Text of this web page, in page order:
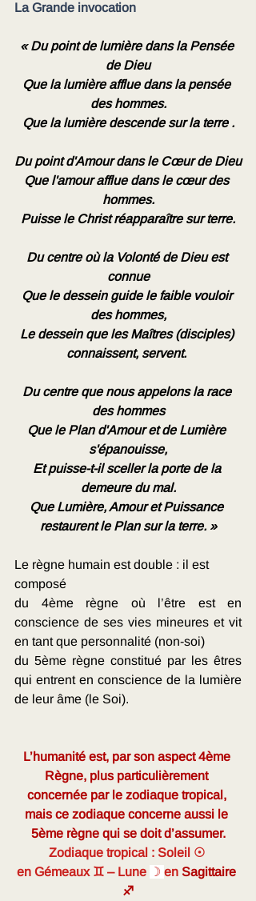
La Grande invocation
« Du point de lumière dans la Pensée
de Dieu
Que la lumière afflue dans la pensée
des hommes.
Que la lumière descende sur la terre .
Du point d'Amour dans le Cœur de Dieu
Que l'amour afflue dans le cœur des
hommes.
Puisse le Christ réapparaître sur terre.
Du centre où la Volonté de Dieu est
connue
Que le dessein guide le faible vouloir
des hommes,
Le dessein que les Maîtres (disciples)
connaissent, servent.
Du centre que nous appelons la race
des hommes
Que le Plan d'Amour et de Lumière
s'épanouisse,
Et puisse-t-il sceller la porte de la
demeure du mal.
Que Lumière, Amour et Puissance
restaurent le Plan sur la terre. »
Le règne humain est double : il est
composé
du 4ème règne où l’être est en
conscience de ses vies mineures et vit
en tant que personnalité (non-soi)
du 5ème règne constitué par les êtres
qui entrent en conscience de la lumière
de leur âme (le Soi).
L’humanité est, par son aspect 4ème
Règne, plus particulièrement
concernée par le zodiaque tropical,
mais ce zodiaque concerne aussi le
5ème règne qui se doit d’assumer.
Zodiaque tropical : Soleil ☉
en Gémeaux ♊ – Lune ☽ en Sagittaire
♐